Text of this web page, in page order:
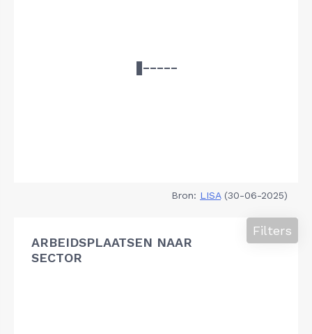
Bron: LISA(30-06-2025)
ARBEIDSPLAATSEN NAAR
SECTOR
Filters